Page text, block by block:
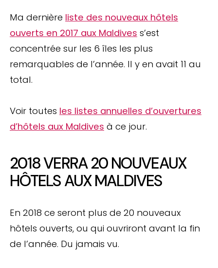
Ma dernière liste des nouveaux hôtels
ouverts en 2017 aux Maldives s’est
concentrée sur les 6 îles les plus
remarquables de l’année. Il y en avait 11 au
total.
Voir toutes les listes annuelles d’ouvertures
d’hôtels aux Maldives à ce jour.
2018 VERRA 20 NOUVEAUX
HÔTELS AUX MALDIVES
En 2018 ce seront plus de 20 nouveaux
hôtels ouverts, ou qui ouvriront avant la fin
de l’année. Du jamais vu.